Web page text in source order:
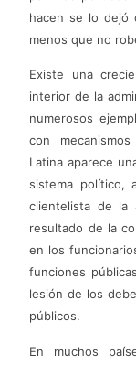
hacen se lo dejó
menos que no
Existe una
interior de la
numerosos
con
Latina aparece
sistema político,
clientelista de la
resultado de la
en los
funciones
lesión de los
públicos.
En muchos